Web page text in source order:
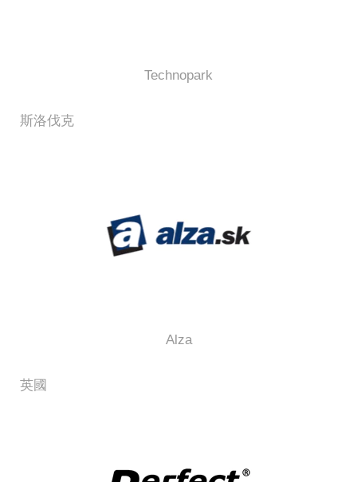
Technopark
斯洛伐克
Alza
英國